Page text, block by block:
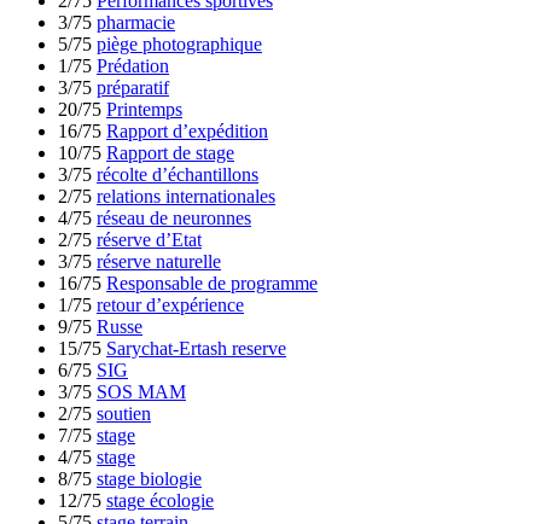
3/75 pharmacie
5/75 piège photographique
1/75 Prédation
3/75 préparatif
20/75 Printemps
16/75 Rapport d’expédition
10/75 Rapport de stage
3/75 récolte d’échantillons
2/75 relations internationales
4/75 réseau de neuronnes
2/75 réserve d’Etat
3/75 réserve naturelle
16/75 Responsable de programme
1/75 retour d’expérience
9/75 Russe
15/75 Sarychat-Ertash reserve
6/75 SIG
3/75 SOS MAM
2/75 soutien
7/75 stage
4/75 stage
8/75 stage biologie
12/75 stage écologie